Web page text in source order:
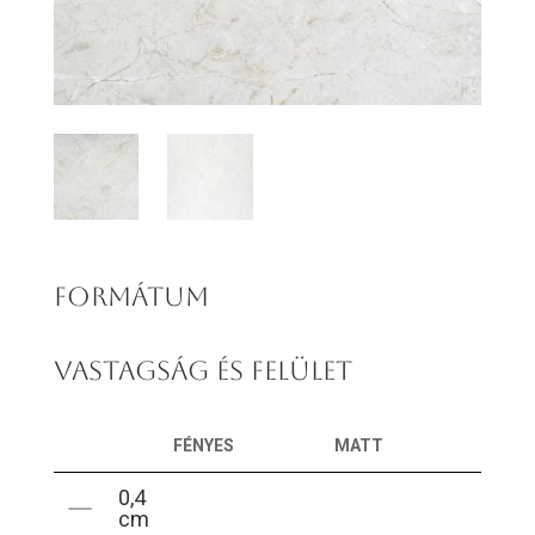
FORMÁTUM
VASTAGSÁG ÉS FELÜLET
FÉNYES MATT
0,4
cm